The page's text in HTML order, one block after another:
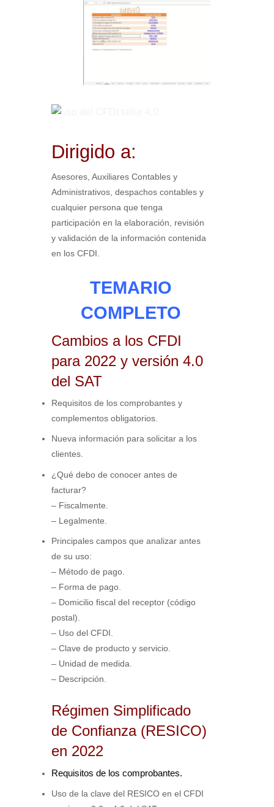
Dirigido a:
Asesores, Auxiliares Contables y
Administrativos, despachos contables y
cualquier persona que tenga
participación en la elaboración, revisión
y validación de la información contenida
en los CFDI.
TEMARIO
COMPLETO
Cambios a los CFDI
para 2022 y versión 4.0
del SAT
Requisitos de los comprobantes y
complementos obligatorios.
Nueva información para solicitar a los
clientes.
¿Qué debo de conocer antes de
facturar?
– Fiscalmente.
– Legalmente.
Principales campos que analizar antes
de su uso:
– Método de pago.
– Forma de pago.
– Domicilio fiscal del receptor (código
postal).
– Uso del CFDI.
– Clave de producto y servicio.
– Unidad de medida.
– Descripción.
Régimen Simplificado
de Confianza (RESICO)
en 2022
Requisitos de los comprobantes.
Uso de la clave del RESICO en el CFDI